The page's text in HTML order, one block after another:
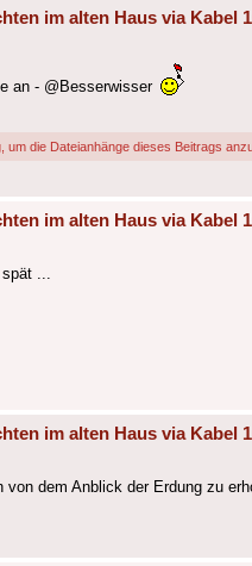
im alten Haus via Kabel
an - @Besserwisser
die Dateianhänge dieses Beitrags
im alten Haus via Kabel
...
im alten Haus via Kabel
dem Anblick der Erdung zu